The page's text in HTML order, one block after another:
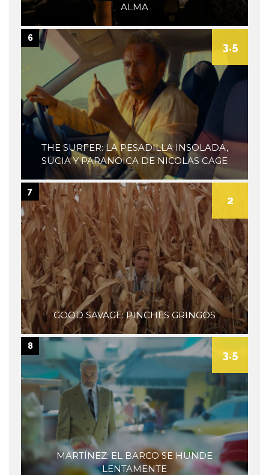
ALMA
THE SURFER: LA PESADILLA INSOLADA,
SUCIA Y PARANOICA DE NICOLAS CAGE
3.5
6
GOOD SAVAGE: PINCHES GRINGOS
2
7
MARTÍNEZ: EL BARCO SE HUNDE
LENTAMENTE
3.5
8